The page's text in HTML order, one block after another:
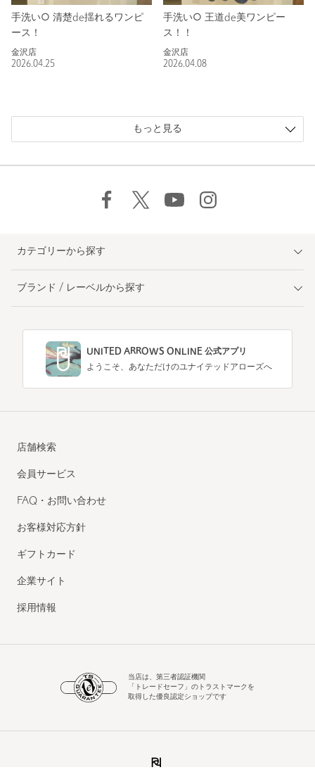
手洗い○ 清楚de揺れるワンピ
ース！
金沢店
2026.04.25
手洗い○ 王道de美ワンピー
ス！！
金沢店
2026.04.08
もっと見る
カテゴリーから探す
ブランド / レーベルから探す
UNITED ARROWS ONLINE 公式アプリ
ようこそ、あなただけのユナイテッドアローズへ
店舗検索
会員サービス
FAQ・お問い合わせ
お客様対応方針
ギフトカード
企業サイト
採用情報
当店は、第三者認証機関
「トレードセーフ」のトラストマークを
取得した優良認定ショップです